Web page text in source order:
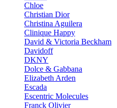
Chloe
Christian Dior
Christina Aguilera
Clinique Happy
David & Victoria Beckham
Davidoff
DKNY
Dolce & Gabbana
Elizabeth Arden
Escada
Escentric Molecules
Franck Olivier